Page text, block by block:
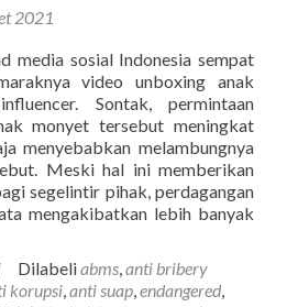
2021
media sosial Indonesia sempat
video unboxing anak
Sontak, permintaan
monyet tersebut meningkat
menyebabkan melambungnya
Meski hal ini memberikan
segelintir pihak, perdagangan
mengakibatkan lebih banyak
Dilabeliabms,anti bribery
korupsi,anti suap,endangered,